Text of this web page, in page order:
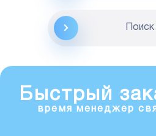
Быстрый
время менеджер